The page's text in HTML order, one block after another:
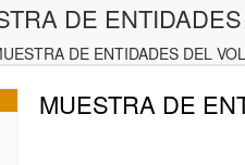
DE
DE ENTIDADES DEL
MUESTRA DE